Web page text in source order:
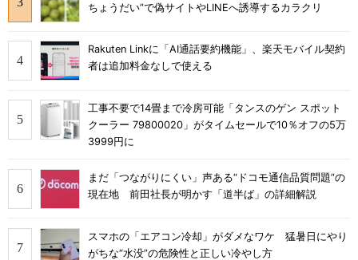
ちょうだい”で偽サイトやLINEへ誘導するカラクリ
Rakuten Linkに「AI通話要約機能」、楽天モバイル契約
者は追加料金なしで使える
工事不要で14畳まで冷房可能「タンスのゲン スポット
クーラー 79800020」がタイムセールで10％オフの5万
3999円に
まだ「つながりにくい」声ある“ドコモ通信品質問題”の
現在地 前田社長が明かす「道半ば」の詳細解説
スマホの「エアコン冷却」がダメなワケ 猛暑日にやり
がちな“水没”の危険性と正しい冷やし方